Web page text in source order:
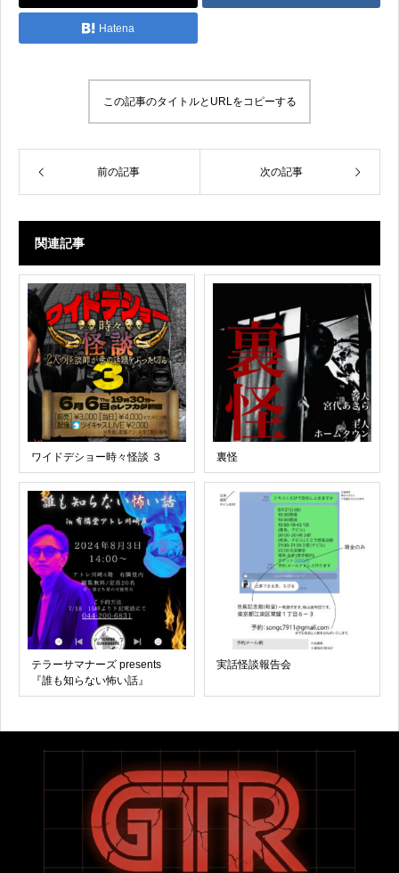
Hatena
この記事のタイトルとURLをコピーする
前の記事 次の記事
関連記事
ワイドデショー時々怪談 ３ 裏怪
テラーサマナーズ presents
『誰も知らない怖い話』
実話怪談報告会